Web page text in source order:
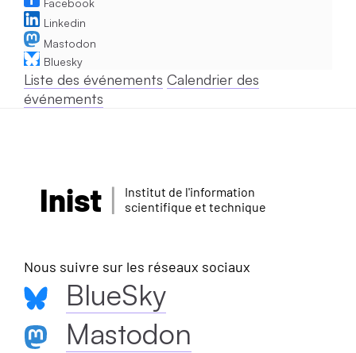
Linkedin
Mastodon
Bluesky
Liste des événements Calendrier des
événements
Inist
Institut de l'information
scientifique et technique
Nous suivre sur les réseaux sociaux
BlueSky
Mastodon